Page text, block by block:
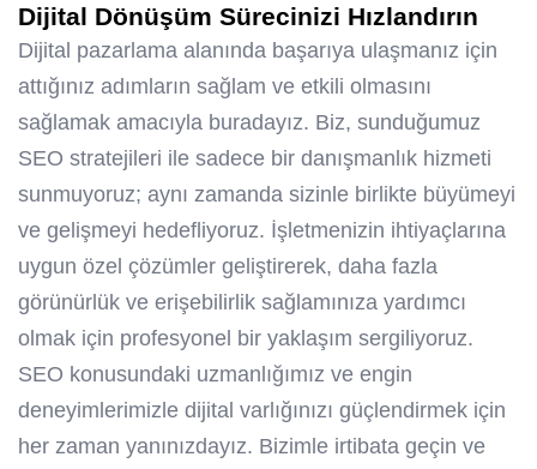
Dijital Dönüşüm Sürecinizi Hızlandırın
Dijital pazarlama alanında başarıya ulaşmanız için
attığınız adımların sağlam ve etkili olmasını
sağlamak amacıyla buradayız. Biz, sunduğumuz
SEO stratejileri ile sadece bir danışmanlık hizmeti
sunmuyoruz; aynı zamanda sizinle birlikte büyümeyi
ve gelişmeyi hedefliyoruz. İşletmenizin ihtiyaçlarına
uygun özel çözümler geliştirerek, daha fazla
görünürlük ve erişebilirlik sağlamınıza yardımcı
olmak için profesyonel bir yaklaşım sergiliyoruz.
SEO konusundaki uzmanlığımız ve engin
deneyimlerimizle dijital varlığınızı güçlendirmek için
her zaman yanınızdayız. Bizimle irtibata geçin ve